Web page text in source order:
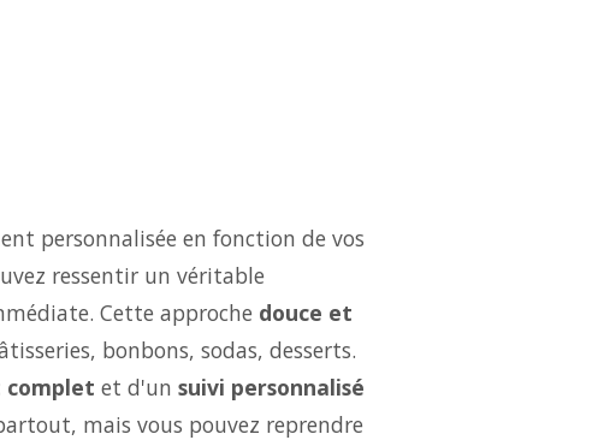
personnalisée en fonction de vos
ressentir un véritable
Cette approche douce et
bonbons, sodas, desserts.
complet et d'un suivi personnalisé
mais vous pouvez reprendre